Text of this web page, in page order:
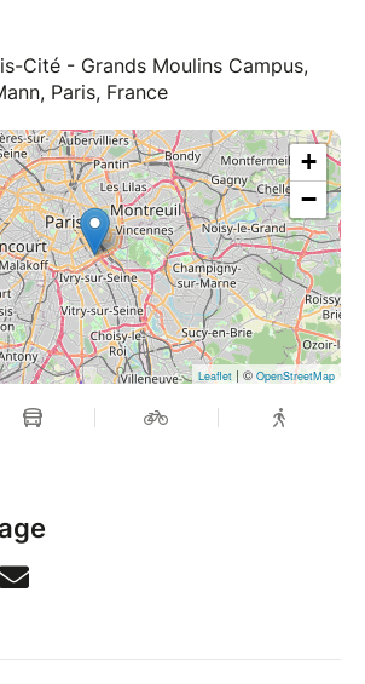
Cité - Grands Moulins Campus,
Paris, France
+
−
Leaflet | © OpenStreetMap